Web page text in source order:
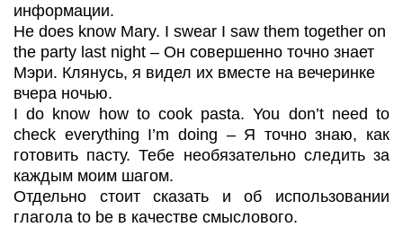
информации.
He does know Mary. I swear I saw them together on
the party last night – Он совершенно точно знает
Мэри. Клянусь, я видел их вместе на вечеринке
вчера ночью.
I do know how to cook pasta. You don’t need to
check everything I’m doing – Я точно знаю, как
готовить пасту. Тебе необязательно следить за
каждым моим шагом.
Отдельно стоит сказать и об использовании
глагола to be в качестве смыслового.